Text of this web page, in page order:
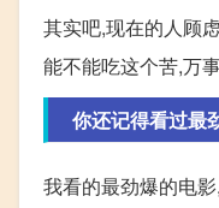
其实吧,现在的人顾
能不能吃这个苦,万事
你还记得看过最
我看的最劲爆的电